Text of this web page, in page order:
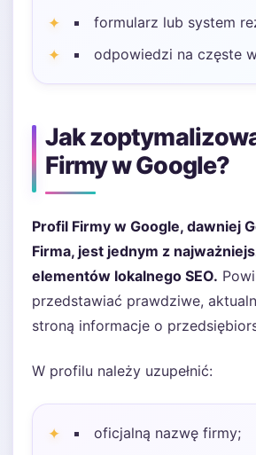
formularz lub system
odpowiedzi na częste
Jak
Firmy w Google?
Profil Firmy w Google, dawniej
Firma, jest jednym z
elementów lokalnego SEO.
przedstawiać prawdziwe,
stroną informacje o
W profilu należy uzupełnić:
oficjalną nazwę firmy;